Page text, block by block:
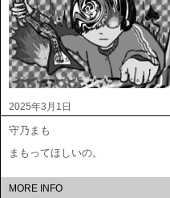
2025年3月1日
守乃まも
まもってほしいの。
MORE INFO